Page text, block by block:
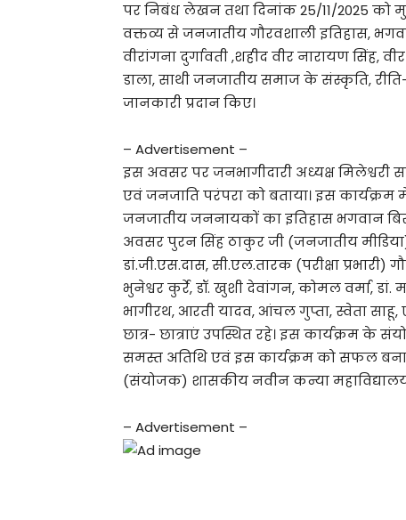
पर निबंध लेखन तथा दिनांक 25/11/2025 को
वक्तव्य से जनजातीय गौरवशाली इतिहास,
वीरांगना दुर्गावती ,शहीद वीर नारायण सिंह,
डाला, साथी जनजातीय समाज के संस्कृति,
जानकारी प्रदान किए।
– Advertisement –
इस अवसर पर जनभागीदारी अध्यक्ष मिलेश्वरी
एवं जनजाति परंपरा को बताया। इस कार्यक्रम
जनजातीय जननायकों का इतिहास भगवान
अवसर पुरन सिंह ठाकुर जी (जनजातीय
डां.जी.एस.दास, सी.एल.तारक (परीक्षा
भुनेश्वर कुर्रे, डॉ. खुशी देवांगन, कोमल वर्मा, डां.
भागीरथ, आरती यादव, आंचल गुप्ता, स्वेता
छात्र- छात्राएं उपस्थित रहे। इस कार्यक्रम के
समस्त अतिथि एवं इस कार्यक्रम को सफल
(संयोजक) शासकीय नवीन कन्या
– Advertisement –